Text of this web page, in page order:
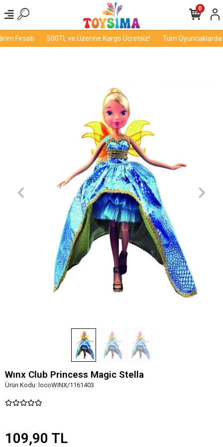
Fırsatı 500TL ve Üzerine Kargo Ücretsiz! Tüm Oyuncaklarda
0
Wınx Club Princess Magic Stella
Ürün Kodu: locoWINX/1161403
109,90 TL